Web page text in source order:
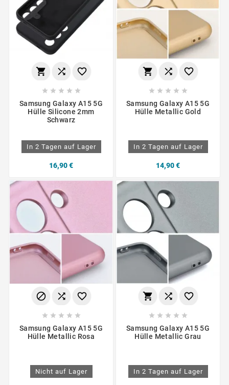
  
    
Samsung Galaxy A15 5G
Hülle Silicone 2mm
Schwarz
In 2 Tagen auf Lager
16,90 €
  
    
Samsung Galaxy A15 5G
Hülle Metallic Gold
In 2 Tagen auf Lager
14,90 €
  
    
Samsung Galaxy A15 5G
Hülle Metallic Rosa
Nicht auf Lager
  
    
Samsung Galaxy A15 5G
Hülle Metallic Grau
In 2 Tagen auf Lager